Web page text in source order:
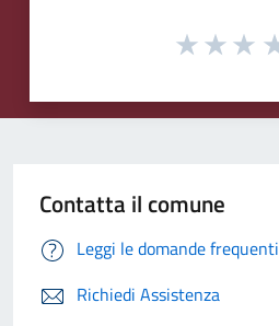
Contatta il comune
Leggi le domande frequenti
Richiedi Assistenza